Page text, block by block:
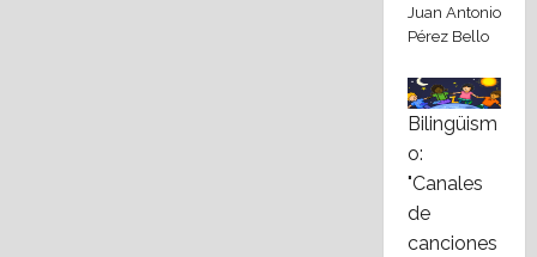
Juan Antonio
Pérez Bello
Bilingüism
o:
"Canales
de
canciones